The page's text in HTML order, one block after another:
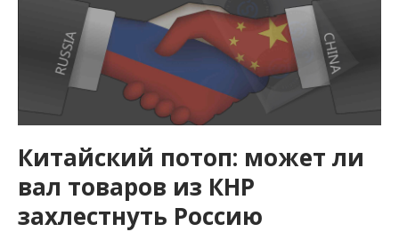
Китайский потоп: может ли
вал товаров из КНР
захлестнуть Россию